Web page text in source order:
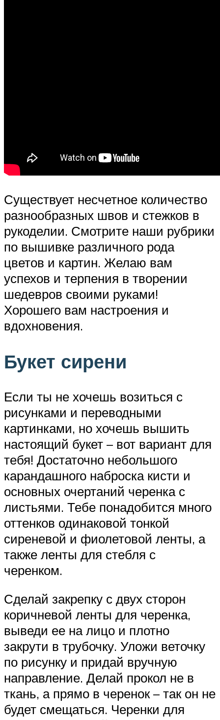
Существует несчетное количество
разнообразных швов и стежков в
рукоделии. Смотрите наши рубрики
по вышивке различного рода
цветов и картин. Желаю вам
успехов и терпения в творении
шедевров своими руками!
Хорошего вам настроения и
вдохновения.
Букет сирени
Если ты не хочешь возиться с
рисунками и переводными
картинками, но хочешь вышить
настоящий букет – вот вариант для
тебя! Достаточно небольшого
карандашного наброска кисти и
основных очертаний черенка с
листьями. Тебе понадобится много
оттенков одинаковой тонкой
сиреневой и фиолетовой ленты, а
также ленты для стебля с
черенком.
Сделай закрепку с двух сторон
коричневой ленты для черенка,
выведи ее на лицо и плотно
закрути в трубочку. Уложи веточку
по рисунку и придай вручную
направление. Делай прокол не в
ткань, а прямо в черенок – так он не
будет смещаться. Черенки для